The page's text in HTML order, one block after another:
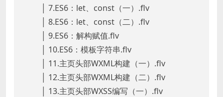
│ 7.ES6：let、const（一）.flv
│ 8.ES6：let、const（二）.flv
│ 9.ES6：解构赋值.flv
│ 10.ES6：模板字符串.flv
│ 11.主页头部WXML构建（一）.flv
│ 12.主页头部WXML构建（二）.flv
│ 13.主页头部WXSS编写（一）.flv